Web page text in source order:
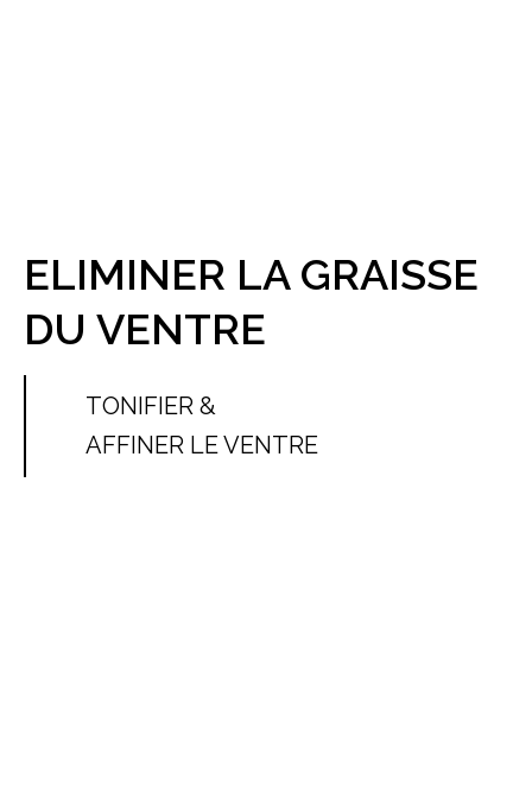
ELIMINER LA GRAISSE
DU VENTRE
TONIFIER &
AFFINER LE VENTRE